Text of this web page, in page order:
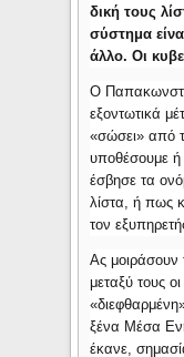
δική τους
σύστημα
άλλο. Οι
Ο
εξοντωτικά
«σώσει» από
υποθέσουμε ή
έσβησε τα
λίστα, ή πως
τον
Ας μοιράσουν
μεταξύ τους
ξένα Μέσα
έκανε,